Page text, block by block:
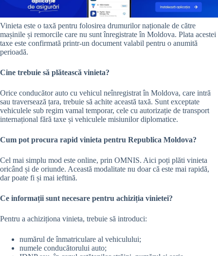
Vinieta este o taxă pentru folosirea drumurilor naționale de către
mașinile și remorcile care nu sunt înregistrate în Moldova. Plata acestei
taxe este confirmată printr-un document valabil pentru o anumită
perioadă.
Cine trebuie să plătească vinieta?
Orice conducător auto cu vehicul neînregistrat în Moldova, care intră
sau traversează țara, trebuie să achite această taxă. Sunt exceptate
vehiculele sub regim vamal temporar, cele cu autorizație de transport
internațional fără taxe și vehiculele misiunilor diplomatice.
Cum pot procura rapid vinieta pentru Republica Moldova?
Cel mai simplu mod este online, prin OMNIS. Aici poți plăti vinieta
oricând și de oriunde. Această modalitate nu doar că este mai rapidă,
dar poate fi și mai ieftină.
Ce informații sunt necesare pentru achiziția vinietei?
Pentru a achiziționa vinieta, trebuie să introduci:
numărul de înmatriculare al vehiculului;
numele conducătorului auto;